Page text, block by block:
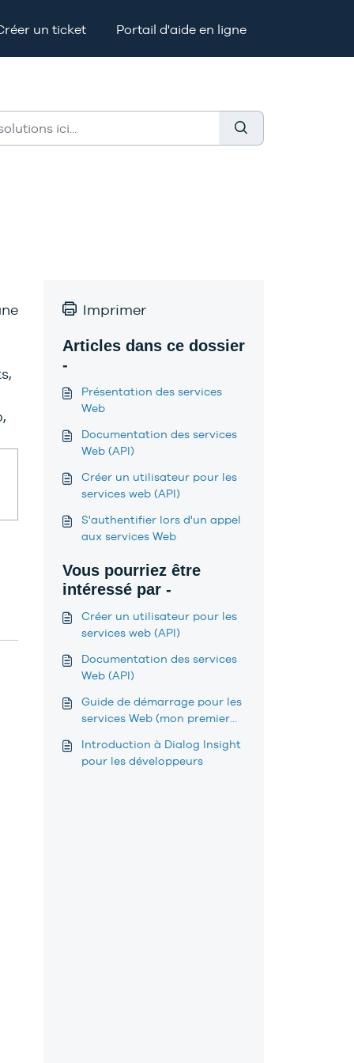
un ticket Portail d'aide en ligne
Imprimer
Articles dans ce dossier
-
Présentation des services
Web
Documentation des services
Web (API)
Créer un utilisateur pour les
services web (API)
S'authentifier lors d'un appel
aux services Web
Vous pourriez être
intéressé par -
Créer un utilisateur pour les
services web (API)
Documentation des services
Web (API)
Guide de démarrage pour les
services Web (mon premier
Introduction à Dialog Insight
pour les développeurs